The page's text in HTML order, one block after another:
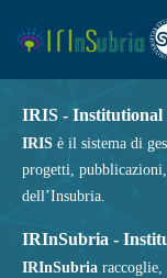
IRIS - Institutional
IRIS è il sistema di
progetti,
dell’Insubria.
IRInSubria -
IRInSubria raccoglie,